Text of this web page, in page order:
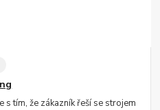
s tím, že zákazník řeší se strojem